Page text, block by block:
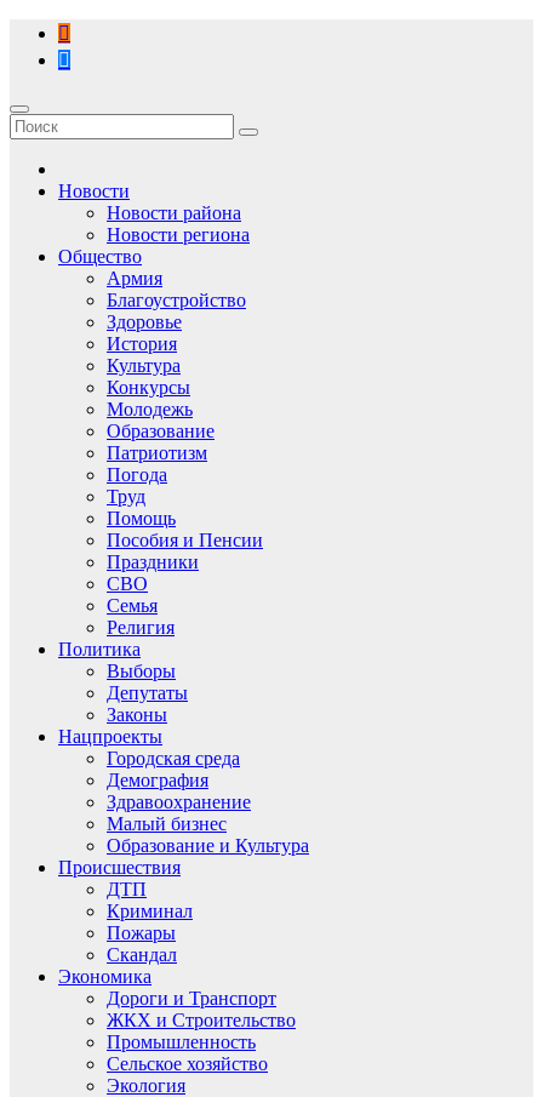
Перейти
содержимому
Новости
Новости района
Новости региона
Общество
Армия
Благоустройство
Здоровье
История
Культура
Конкурсы
Молодежь
Образование
Патриотизм
Погода
Труд
Помощь
Пособия и Пенсии
Праздники
СВО
Семья
Религия
Политика
Выборы
Депутаты
Законы
Нацпроекты
Городская среда
Демография
Здравоохранение
Малый бизнес
Образование и Культура
Происшествия
ДТП
Криминал
Пожары
Скандал
Экономика
Дороги и Транспорт
ЖКХ и Строительство
Промышленность
Сельское хозяйство
Экология